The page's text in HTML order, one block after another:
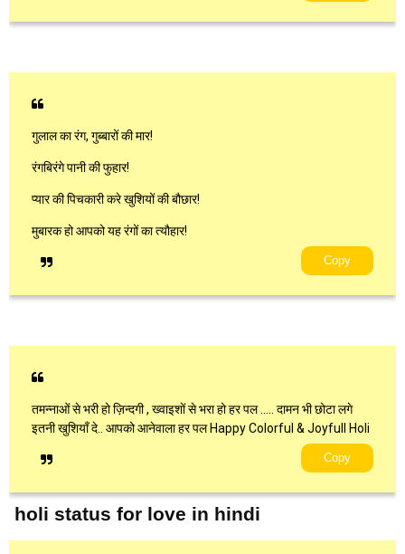
गुलाल का रंग, गुब्बारों की मार!
रंगबिरंगे पानी की फुहार!
प्यार की पिचकारी करे खुशियों की बौछार!
मुबारक हो आपको यह रंगों का त्यौहार!
Copy
तमन्नाओं से भरी हो ज़िन्दगी , ख्वाइशों से भरा हो हर पल ….. दामन भी छोटा लगे
इतनी खुशियाँ दे.. आपको आनेवाला हर पल Happy Colorful & Joyfull Holi
Copy
holi status for love in hindi